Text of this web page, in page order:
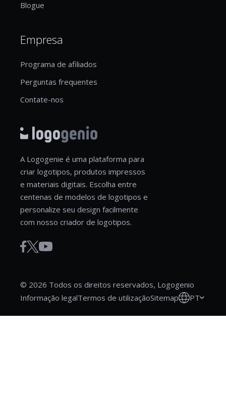
Blogue
Empresa
Programa de afiliados
Perguntas frequentes
Contate-nos
A Logogenie é uma plataforma para
criar logotipos, produtos impressos
e materiais digitais. Escolha entre
centenas de modelos de logotipos e
personalize seu design facilmente
com nosso criador de logotipos.
© 2026 Todos os direitos reservados, Logogenio
Informação legalTermos de utilizaçãoSitemap PT